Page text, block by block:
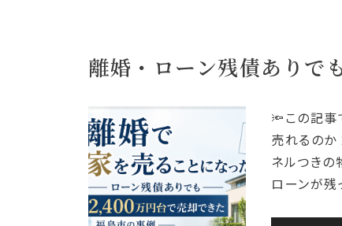
離婚・ローン残債あり
🔦この記事
売れるの
ネルつきの
ローンが